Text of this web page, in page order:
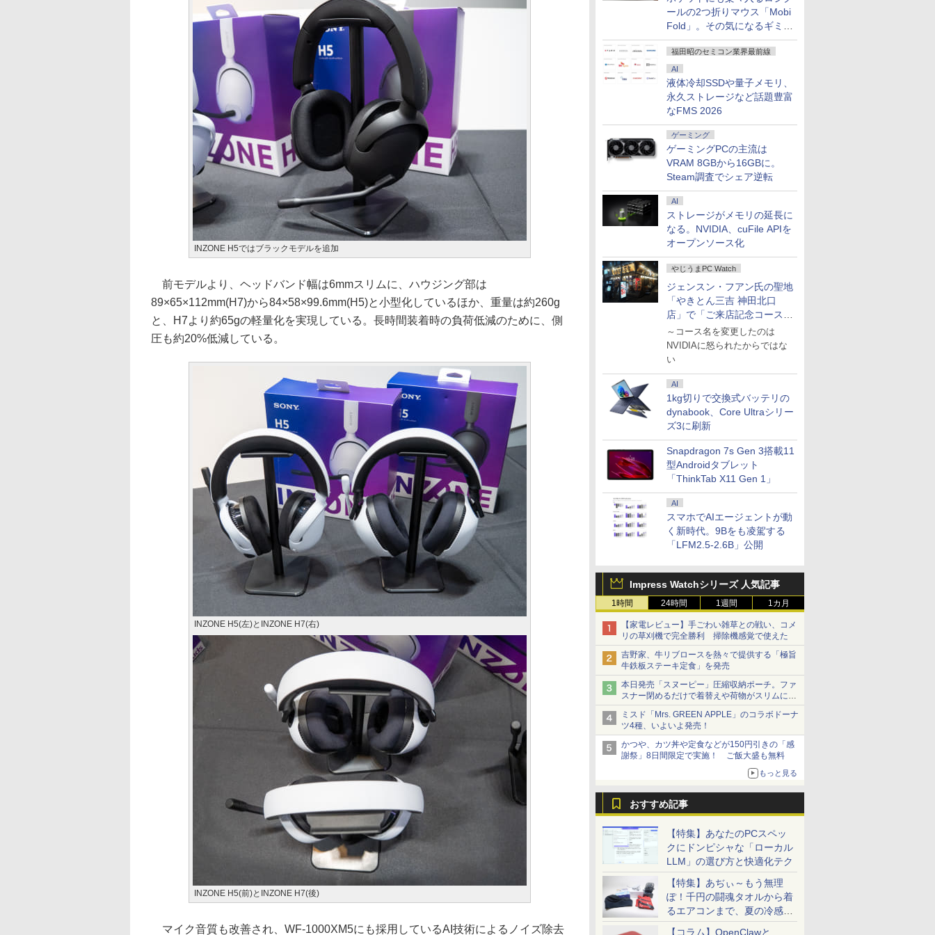
ールの2つ折りマウス「Mobi
Fold」。その気になるギミッ
クとは？
福田昭のセミコン業界最前線
AI
液体冷却SSDや量子メモリ、
永久ストレージなど話題豊富
なFMS 2026
ゲーミング
ゲーミングPCの主流は
VRAM 8GBから16GBに。
Steam調査でシェア逆転
AI
ストレージがメモリの延長に
なる。NVIDIA、cuFile APIを
オープンソース化
やじうまPC Watch
ジェンスン・フアン氏の聖地
「やきとん三吉 神田北口
店」で「ご来店記念コース」
を娘と堪能
～コース名を変更したのは
NVIDIAに怒られたからではな
い
AI
1kg切りで交換式バッテリの
dynabook、Core Ultraシリー
ズ3に刷新
Snapdragon 7s Gen 3搭載11
型Androidタブレット
「ThinkTab X11 Gen 1」
AI
スマホでAIエージェントが動
く新時代。9Bをも凌駕する
「LFM2.5-2.6B」公開
Impress Watchシリーズ 人気記事
1時間 24時間 1週間 1カ月
【家電レビュー】手ごわい雑草との戦い、コメ
リの草刈機で完全勝利 掃除機感覚で使えた
吉野家、牛リブロースを熱々で提供する「極旨
牛鉄板ステーキ定食」を発売
本日発売「スヌーピー」圧縮収納ポーチ。ファ
スナー閉めるだけで着替えや荷物がスリムにま
とまる
ミスド「Mrs. GREEN APPLE」のコラボドーナ
ツ4種、いよいよ発売！
かつや、カツ丼や定食などが150円引きの「感
謝祭」8日間限定で実施！ ご飯大盛も無料
もっと見る
おすすめ記事
【特集】あなたのPCスペッ
クにドンピシャな「ローカル
LLM」の選び方と快適化テク
【特集】あぢぃ～もう無理
ぽ！千円の闘魂タオルから着
るエアコンまで、夏の冷感グ
ッズ一挙紹介
【コラム】OpenClawと
INZONE H5ではブラックモデルを追加
前モデルより、ヘッドバンド幅は6mmスリムに、ハウジング部は
89×65×112mm(H7)から84×58×99.6mm(H5)と小型化しているほか、重量は約260g
と、H7より約65gの軽量化を実現している。長時間装着時の負荷低減のために、側
圧も約20%低減している。
INZONE H5(左)とINZONE H7(右)
INZONE H5(前)とINZONE H7(後)
マイク音質も改善され、WF-1000XM5にも採用しているAI技術によるノイズ除去